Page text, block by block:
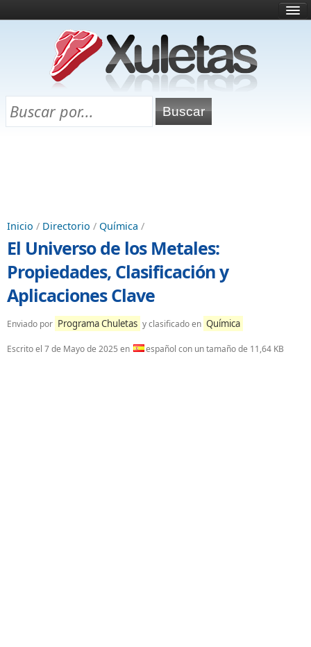
¿Qué es esto?
Directorio
Chuletas para exámenes
Inicio / Directorio / Química /
El Universo de los Metales:
Propiedades, Clasificación y
Aplicaciones Clave
Enviado por Programa Chuletas y clasificado en Química
Escrito el 7 de Mayo de 2025 en español con un tamaño de 11,64 KB